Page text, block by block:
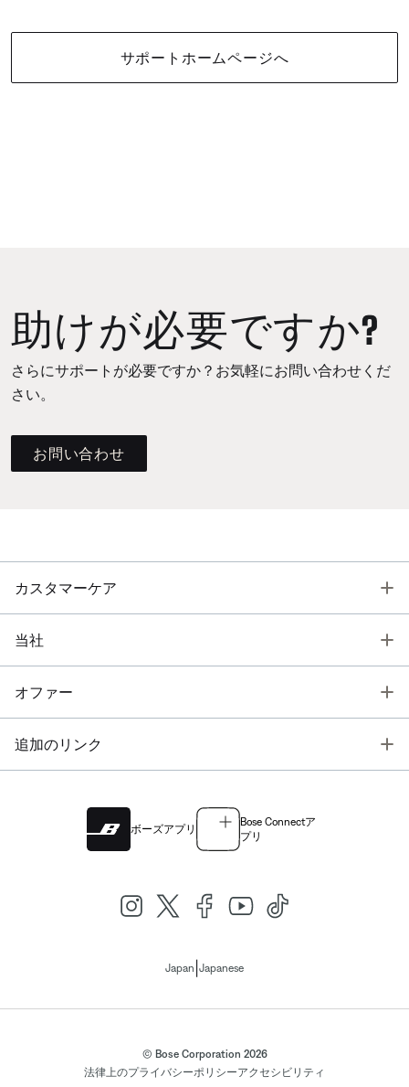
サポートホームページへ
助けが必要ですか?
さらにサポートが必要ですか？お気軽にお問い合わせくだ
さい。
お問い合わせ
カスタマーケア
当社
オファー
追加のリンク
ボーズアプリ
Bose Connectア
プリ
Japan Japanese
© Bose Corporation 2026
法律上のプライバシーポリシーアクセシビリティ